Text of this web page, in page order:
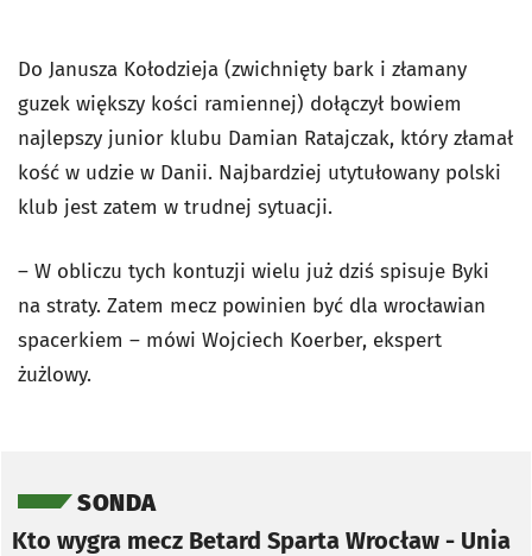
Do Janusza Kołodzieja (zwichnięty bark i złamany
guzek większy kości ramiennej) dołączył bowiem
najlepszy junior klubu Damian Ratajczak, który złamał
kość w udzie w Danii. Najbardziej utytułowany polski
klub jest zatem w trudnej sytuacji.
– W obliczu tych kontuzji wielu już dziś spisuje Byki
na straty. Zatem mecz powinien być dla wrocławian
spacerkiem – mówi Wojciech Koerber, ekspert
żużlowy.
SONDA
Kto wygra mecz Betard Sparta Wrocław - Unia